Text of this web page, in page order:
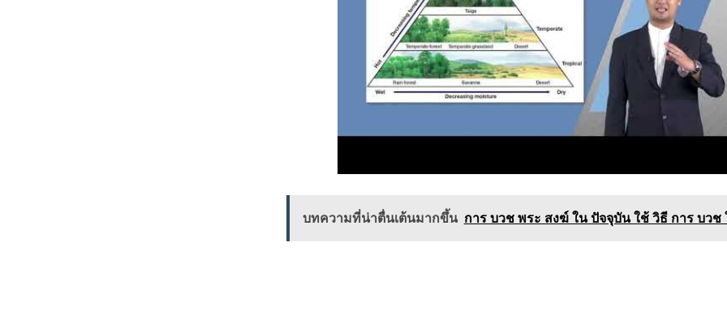
บทความที่น่าตื่นเต้นมากขึ้น การ บวช พระ สงฆ์ ใน ปัจจุบัน ใช้ วิธี การ บวช